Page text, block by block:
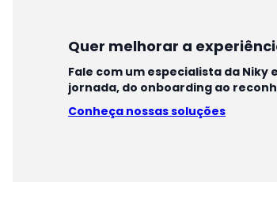
Quer melhorar a
Fale com um especialista da
jornada, do onboarding ao
Conheça nossas soluções